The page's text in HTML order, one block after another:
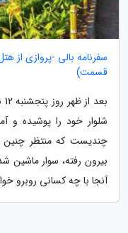
قسمت)
شلوار خود را پوشیده و
چندیست که منتظر چنین
بیرون رفته، سوار ماشین
آنجا با چه کسانی روبرو